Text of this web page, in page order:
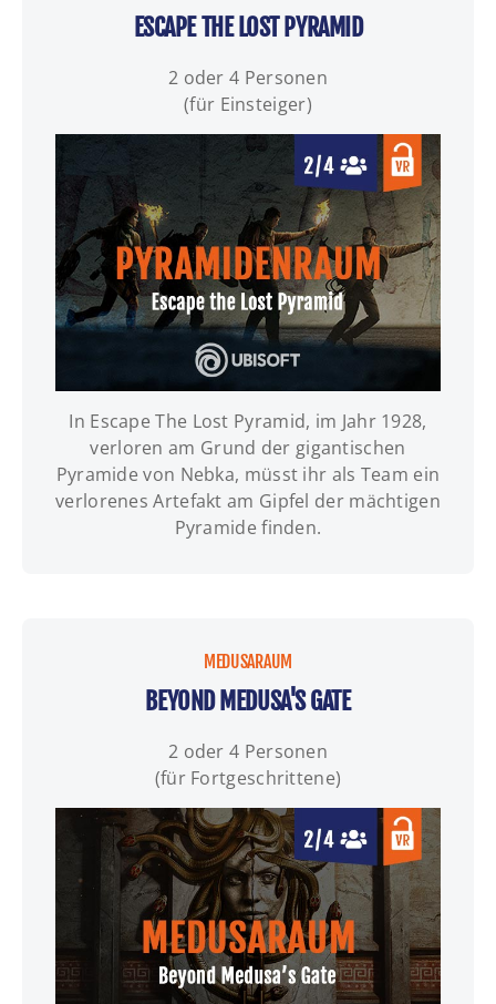
ESCAPE THE LOST PYRAMID
2 oder 4 Personen
(für Einsteiger)
INFOS | TERMINE | BUCHUNG
In Escape The Lost Pyramid, im Jahr 1928,
verloren am Grund der gigantischen
Pyramide von Nebka, müsst ihr als Team ein
verlorenes Artefakt am Gipfel der mächtigen
Pyramide finden.
MEDUSARAUM
BEYOND MEDUSA'S GATE
2 oder 4 Personen
(für Fortgeschrittene)